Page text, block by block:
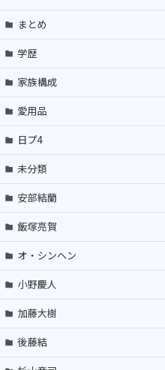
まとめ
学歴
家族構成
愛用品
日プ4
未分類
安部結蘭
飯塚亮賀
オ・シンヘン
小野慶人
加藤大樹
後藤結